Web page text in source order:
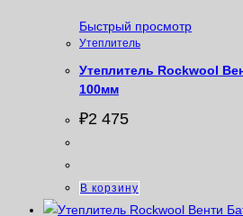
Быстрый просмотр
Утеплитель
Утеплитель Rockwool
100мм
₽2 475
В корзину